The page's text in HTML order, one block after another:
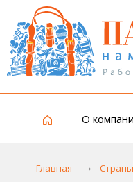
О
Главная Страны